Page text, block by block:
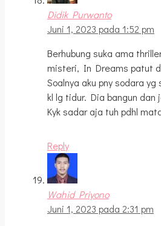
Didik Purwanto
Juni 1, 2023 pada 1:52 pm
Berhubung suka ama
misteri, In Dreams patut
Soalnya aku pny sodara
kl lg tidur. Dia bangun dan
Kyk sadar aja tuh pdhl
Reply
Wahid Priyono
Juni 1, 2023 pada 2:31 pm